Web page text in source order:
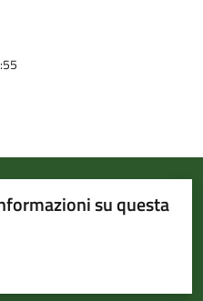
su questa
su 5